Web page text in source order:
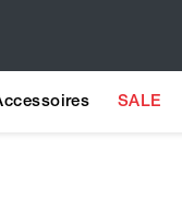
SALE